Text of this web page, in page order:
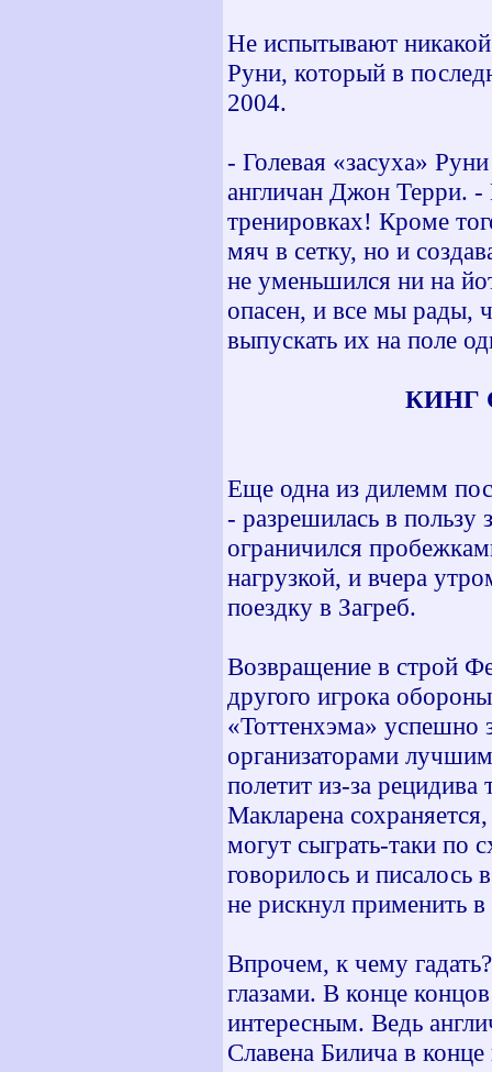
Не испытывают
Руни, который в
2004.
- Голевая «засуха»
англичан Джон Терри. -
тренировках! Кроме
мяч в сетку, но и
не уменьшился ни на
опасен, и все мы рады,
выпускать их на поле
КИНГ
Еще одна из дилемм
- разрешилась в
ограничился
нагрузкой, и вчера
поездку в Загреб.
Возвращение в строй
другого игрока
«Тоттенхэма» успешно
организаторами
полетит из-за
Макларена
могут сыграть-таки по
говорилось и
не рискнул применить
Впрочем, к чему
глазами. В конце
интересным. Ведь
Славена Билича в